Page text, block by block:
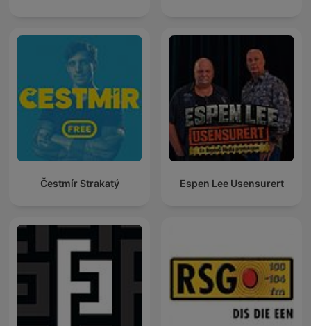
Čestmír Strakatý Espen Lee Usensurert